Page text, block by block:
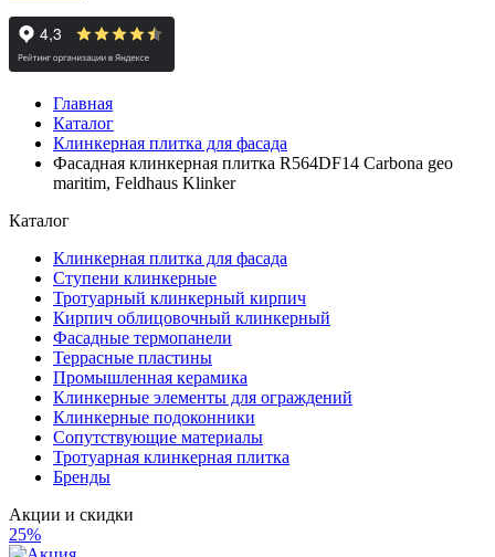
Главная
Каталог
Клинкерная плитка для фасада
Фасадная клинкерная плитка R564DF14 Carbona geo
maritim, Feldhaus Klinker
Каталог
Клинкерная плитка для фасада
Ступени клинкерные
Тротуарный клинкерный кирпич
Кирпич облицовочный клинкерный
Фасадные термопанели
Террасные пластины
Промышленная керамика
Клинкерные элементы для ограждений
Клинкерные подоконники
Сопутствующие материалы
Тротуарная клинкерная плитка
Бренды
Акции и скидки
25%